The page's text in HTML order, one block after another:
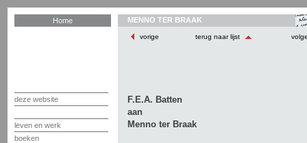
Home
deze website
leven en werk
boeken
MENNO TER BRAAK
vorige terug naar lijst
F.E.A. Batten
aan
Menno ter Braak